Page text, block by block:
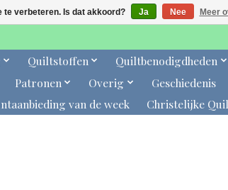
Quiltstoffen Quiltbenodigdheden
Patronen Overig Geschiedenis
van de week
Christelijke
te verbeteren. Is dat akkoord? Ja Nee Meer